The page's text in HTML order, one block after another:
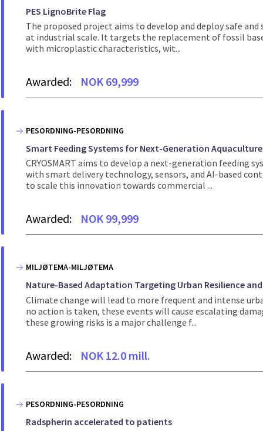
PES LignoBrite Flag
The proposed project aims to develop and deploy safe
at industrial scale. It targets the replacement of fossil
with microplastic characteristics, wit...
Awarded: NOK 69,999
PESORDNING-PESORDNING
Smart Feeding Systems for Next-Generation Aquaculture
CRYOSMART aims to develop a next-generation feeding
with smart delivery technology, sensors, and AI-based
to scale this innovation towards commercial ...
Awarded: NOK 99,999
MILJØTEMA-MILJØTEMA
Nature-Based Adaptation Targeting Urban Resilience
Climate change will lead to more frequent and intense
no action is taken, these events will cause escalating
these growing risks is a major challenge f...
Awarded: NOK 12.0 mill.
PESORDNING-PESORDNING
Radspherin accelerated to patients